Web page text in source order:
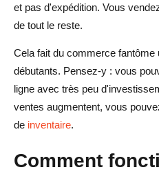
et pas d'expédition. Vous
de tout le reste.
Cela fait du commerce fantôme
débutants. Pensez-y : vous
ligne avec très peu
ventes augmentent, vous
de inventaire.
Comment